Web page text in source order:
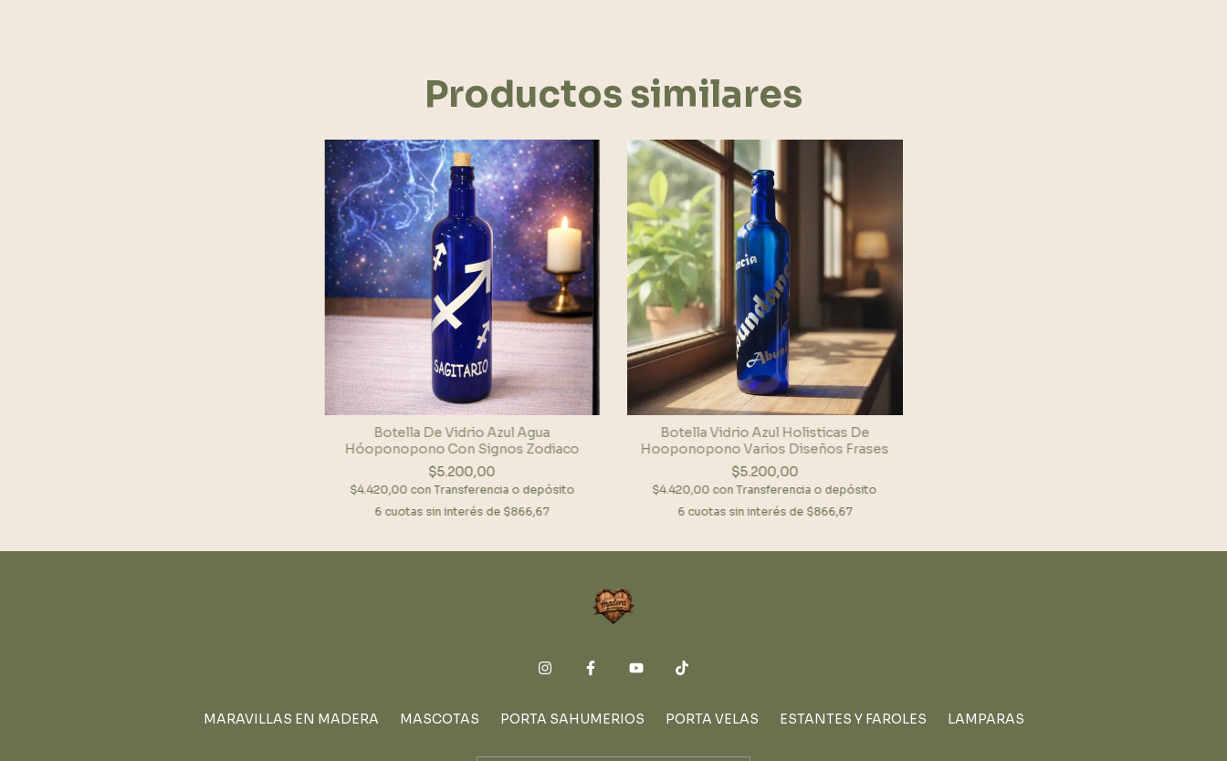
Productos similares
Botella De Vidrio Azul Agua
Hóoponopono Con Signos Zodiaco
$5.200,00
$4.420,00 con Transferencia o depósito
6 cuotas sin interés de $866,67
Botella Vidrio Azul Holisticas De
Hooponopono Varios Diseños Frases
$5.200,00
$4.420,00 con Transferencia o depósito
6 cuotas sin interés de $866,67
MARAVILLAS EN MADERA MASCOTAS PORTA SAHUMERIOS PORTA VELAS ESTANTES Y FAROLES LAMPARAS